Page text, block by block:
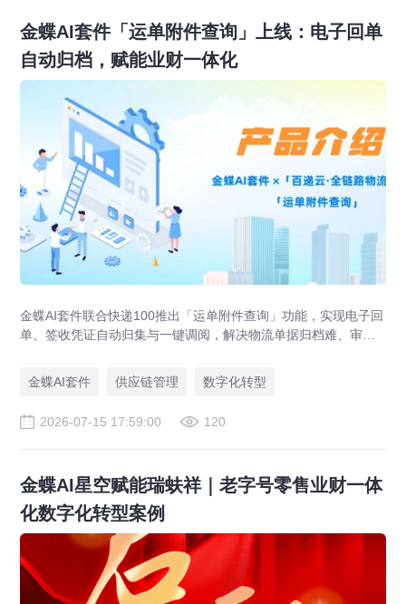
金蝶AI套件「运单附件查询」上线：电子回单
自动归档，赋能业财一体化
金蝶AI套件联合快递100推出「运单附件查询」功能，实现电子回
单、签收凭证自动归集与一键调阅，解决物流单据归档难、审计
一。
金蝶AI套件 供应链管理 数字化转型
2026-07-15 17:59:00 120
金蝶AI星空赋能瑞蚨祥｜老字号零售业财一体
化数字化转型案例